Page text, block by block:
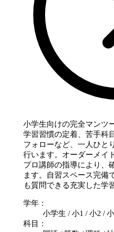
小学生向けの完全マンツ
学習習慣の定着、苦手科
フォローなど、一人ひと
行います。オーダーメイ
プロ講師の指導により、
ます。自習スペース完備
も質問できる充実した学
学年：
小学生 / 小1 / 小2 /
科目：